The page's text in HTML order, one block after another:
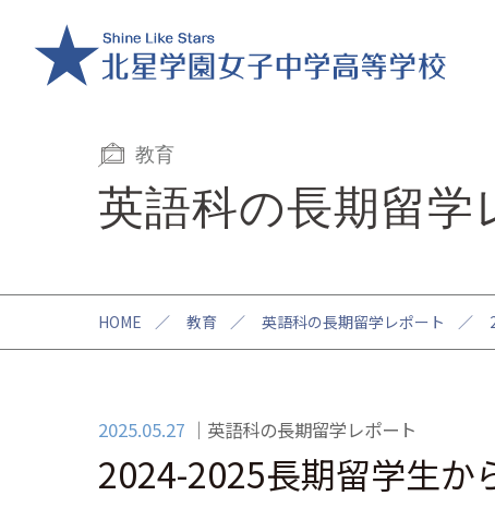
教育
英語科の長期留学
HOME ／ 教育 ／ 英語科の長期留学レポート ／
2025.05.27 英語科の長期留学レポート
2024-2025長期留学生か